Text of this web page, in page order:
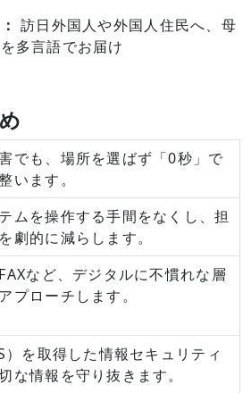
訪日外国人や外国人住民へ、母
多言語でお届け
でも、場所を選ばず「0秒」で
います。
ムを操作する手間をなくし、担
劇的に減らします。
など、デジタルに不慣れな層
プローチします。
を取得した情報セキュリティ
な情報を守り抜きます。